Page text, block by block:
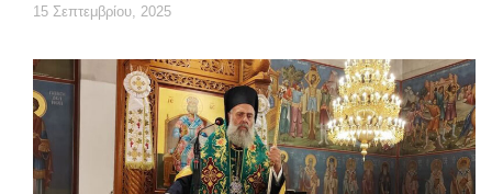
15 Σεπτεμβρίου, 2025